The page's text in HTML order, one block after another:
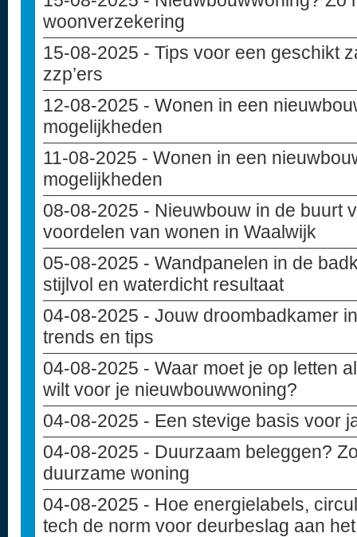
woonverzekering
15-08-2025 - Tips voor een geschikt
zzp’ers
12-08-2025 - Wonen in een
mogelijkheden
11-08-2025 - Wonen in een
mogelijkheden
08-08-2025 - Nieuwbouw in de buurt
voordelen van wonen in Waalwijk
05-08-2025 - Wandpanelen in de
stijlvol en waterdicht resultaat
04-08-2025 - Jouw droombadkamer
trends en tips
04-08-2025 - Waar moet je op letten
wilt voor je nieuwbouwwoning?
04-08-2025 - Een stevige basis voor
04-08-2025 - Duurzaam beleggen?
duurzame woning
04-08-2025 - Hoe energielabels,
tech de norm voor deurbeslag aan